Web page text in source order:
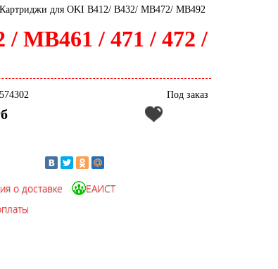
для OKI B412/ B432/ MB472/ MB492
/ MB461 / 471 / 472 /
Под заказ
о доставке
ЕАИСТ